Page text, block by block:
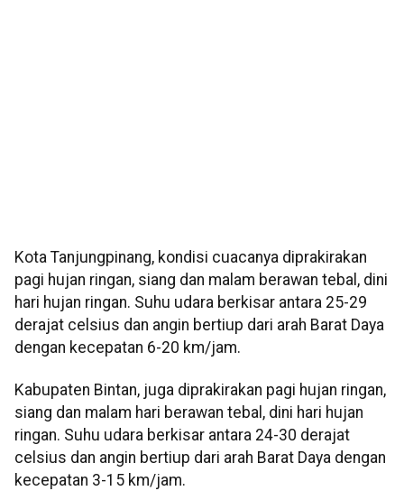
Kota Tanjungpinang, kondisi cuacanya diprakirakan
pagi hujan ringan, siang dan malam berawan tebal, dini
hari hujan ringan. Suhu udara berkisar antara 25-29
derajat celsius dan angin bertiup dari arah Barat Daya
dengan kecepatan 6-20 km/jam.
Kabupaten Bintan, juga diprakirakan pagi hujan ringan,
siang dan malam hari berawan tebal, dini hari hujan
ringan. Suhu udara berkisar antara 24-30 derajat
celsius dan angin bertiup dari arah Barat Daya dengan
kecepatan 3-15 km/jam.